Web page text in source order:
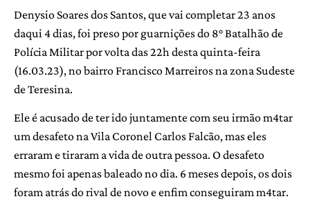
Denysio Soares dos Santos, que vai completar 23 anos
daqui 4 dias, foi preso por guarnições do 8° Batalhão de
Polícia Militar por volta das 22h desta quinta-feira
(16.03.23), no bairro Francisco Marreiros na zona Sudeste
de Teresina.
Ele é acusado de ter ido juntamente com seu irmão m4tar
um desafeto na Vila Coronel Carlos Falcão, mas eles
erraram e tiraram a vida de outra pessoa. O desafeto
mesmo foi apenas baleado no dia. 6 meses depois, os dois
foram atrás do rival de novo e enfim conseguiram m4tar.